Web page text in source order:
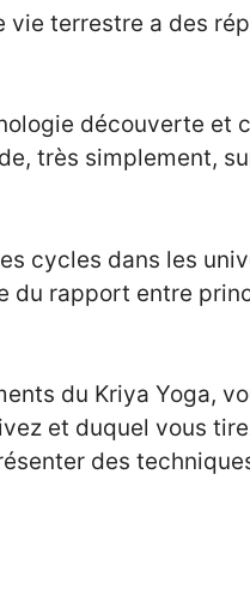
terrestre a des
découverte et
très simplement,
cycles dans les
du rapport entre
du Kriya Yoga,
et duquel vous
des